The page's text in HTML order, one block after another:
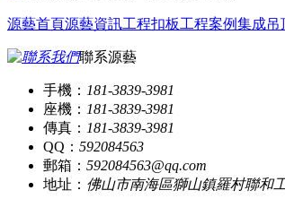
源藝首頁源藝資訊工程扣板工程案例集成吊
聯系源藝
手機： 181-3839-3981
座機： 181-3839-3981
傳真： 181-3839-3981
QQ： 592084563
郵箱： 592084563@qq.com
地址： 佛山市南海區獅山鎮羅村聯和